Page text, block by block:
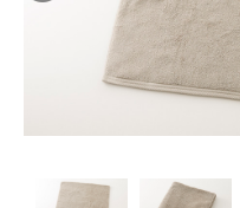
刺繍について
お買い物ガイド